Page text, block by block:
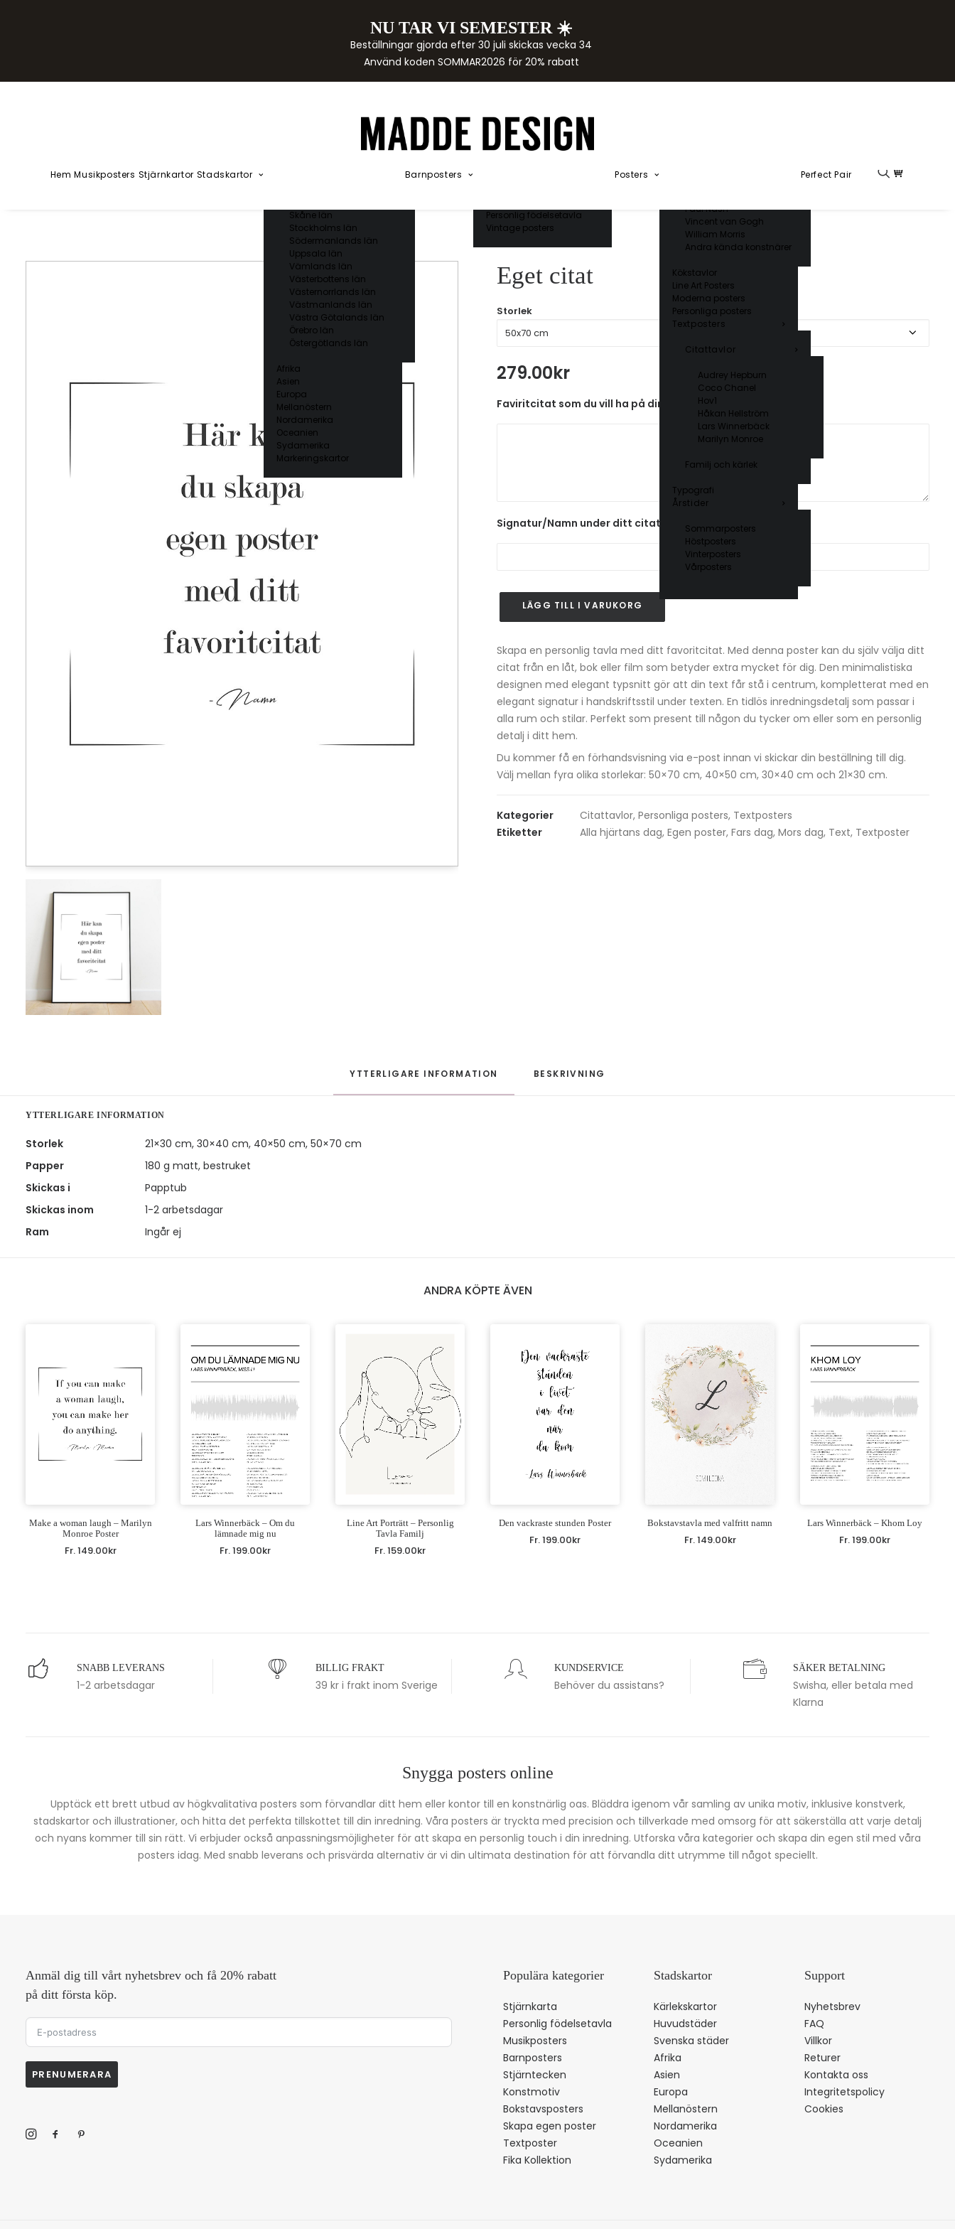
NU TAR VI SEMESTER ☀️
Beställningar gjorda efter 30 juli skickas vecka 34
Använd koden SOMMAR2026 för 20% rabatt
Hem Musikposters Stjärnkartor Stadskartor
Skåne län
Stockholms län
Södermanlands län
Uppsala län
Vämlands län
Västerbottens län
Västernorrlands län
Västmanlands län
Västra Götalands län
Örebro län
Östergötlands län
Afrika
Asien
Europa
Mellanöstern
Nordamerika
Oceanien
Sydamerika
Markeringskartor
Barnposters
Akvarellposters
Personlig födelsetavla
Vintage posters
Posters
Claude Monet
Paul Nash
Vincent van Gogh
William Morris
Andra kända konstnärer
Kökstavlor
Line Art Posters
Moderna posters
Personliga posters
Textposters
Citattavlor
Audrey Hepburn
Coco Chanel
Hov1
Håkan Hellström
Lars Winnerbäck
Marilyn Monroe
Familj och kärlek
Typografi
Årstider
Sommarposters
Höstposters
Vinterposters
Vårposters
Perfect Pair
Eget citat
Storlek
279.00kr
Faviritcitat som du vill ha på din poster
Signatur/Namn under ditt citat
citat
LÄGG TILL I VARUKORG
Skapa en personlig tavla med ditt favoritcitat. Med denna poster kan du själv välja ditt
citat från en låt, bok eller film som betyder extra mycket för dig. Den minimalistiska
designen med elegant typsnitt gör att din text får stå i centrum, kompletterat med en
elegant signatur i handskriftsstil under texten. En tidlös inredningsdetalj som passar i
alla rum och stilar. Perfekt som present till någon du tycker om eller som en personlig
detalj i ditt hem.
Du kommer få en förhandsvisning via e-post innan vi skickar din beställning till dig.
Välj mellan fyra olika storlekar: 50×70 cm, 40×50 cm, 30×40 cm och 21×30 cm.
Kategorier Citattavlor, Personliga posters, Textposters
Etiketter
Alla hjärtans dag, Egen poster, Fars dag, Mors dag, Text, Textposter
YTTERLIGARE INFORMATION BESKRIVNING
YTTERLIGARE INFORMATION
Storlek
21×30 cm, 30×40 cm, 40×50 cm, 50×70 cm
Papper
180 g matt, bestruket
Skickas i
Papptub
Skickas inom
1-2 arbetsdagar
Ram
Ingår ej
ANDRA KÖPTE ÄVEN
Make a woman laugh – Marilyn
Monroe Poster
Fr.149.00kr
Lars Winnerbäck – Om du
lämnade mig nu
Fr.199.00kr
Line Art Porträtt – Personlig
Tavla Familj
Fr.159.00kr
Den vackraste stunden Poster
Fr.199.00kr
Bokstavstavla med valfritt namn
Fr.149.00kr
Lars Winnerbäck – Khom Loy
Fr.199.00kr
SNABB LEVERANS
1-2 arbetsdagar
BILLIG FRAKT
39 kr i frakt inom Sverige
KUNDSERVICE
Behöver du assistans?
SÄKER BETALNING
Swisha, eller betala med
Klarna
Snygga posters online
Upptäck ett brett utbud av högkvalitativa posters som förvandlar ditt hem eller kontor till en konstnärlig oas. Bläddra igenom vår samling av unika motiv, inklusive konstverk,
stadskartor och illustrationer, och hitta det perfekta tillskottet till din inredning. Våra posters är tryckta med precision och tillverkade med omsorg för att säkerställa att varje detalj
och nyans kommer till sin rätt. Vi erbjuder också anpassningsmöjligheter för att skapa en personlig touch i din inredning. Utforska våra kategorier och skapa din egen stil med våra
posters idag. Med snabb leverans och prisvärda alternativ är vi din ultimata destination för att förvandla ditt utrymme till något speciellt.
Anmäl dig till vårt nyhetsbrev och få 20% rabatt
på ditt första köp.
PRENUMERARA
Populära kategorier
Stjärnkarta
Personlig födelsetavla
Musikposters
Barnposters
Stjärntecken
Konstmotiv
Bokstavsposters
Skapa egen poster
Textposter
Fika Kollektion
Stadskartor
Kärlekskartor
Huvudstäder
Svenska städer
Afrika
Asien
Europa
Mellanöstern
Nordamerika
Oceanien
Sydamerika
Support
Nyhetsbrev
FAQ
Villkor
Returer
Kontakta oss
Integritetspolicy
Cookies